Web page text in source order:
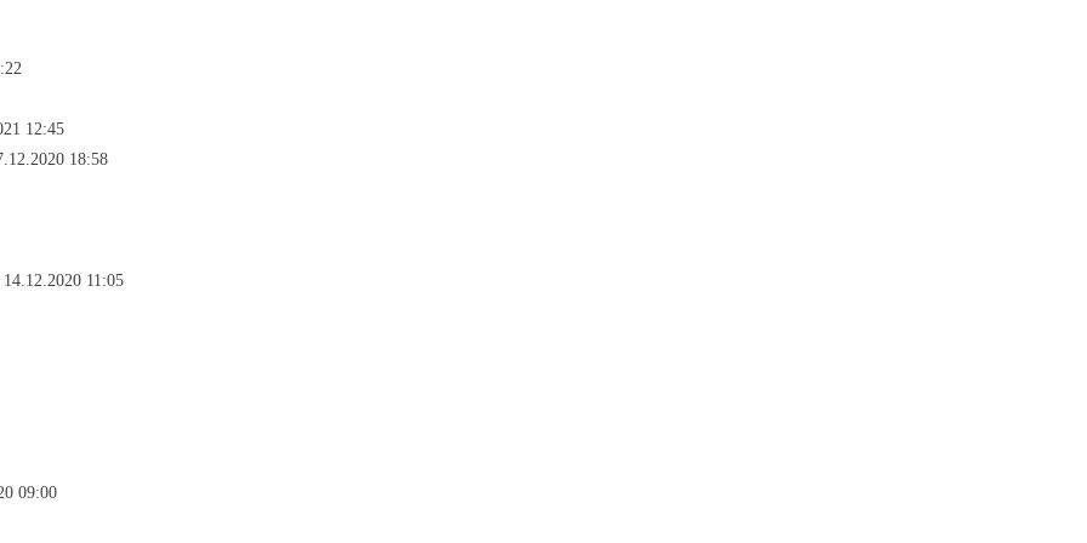
12:45
18:58
14.12.2020 11:05
09:00